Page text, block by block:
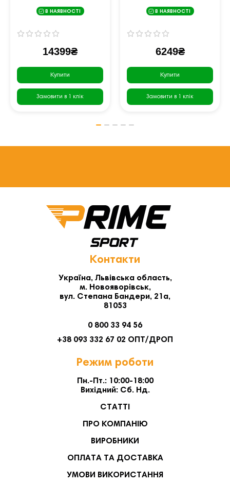
фільтром і адаптером для
В НАЯВНОСТІ
14399₴
Купити
Замовити в 1 клік
адаптером для
В НАЯВНОСТІ
6249₴
Купити
Замовити в 1 клік
Контакти
Україна, Львівська область,
м. Новояворівськ,
вул. Степана Бандери, 21а,
81053
0 800 33 94 56
+38 093 332 67 02 ОПТ/ДРОП
Режим роботи
Пн.-Пт.: 10:00-18:00
Вихідний: Сб. Нд.
СТАТТІ
ПРО КОМПАНІЮ
ВИРОБНИКИ
ОПЛАТА ТА ДОСТАВКА
УМОВИ ВИКОРИСТАННЯ